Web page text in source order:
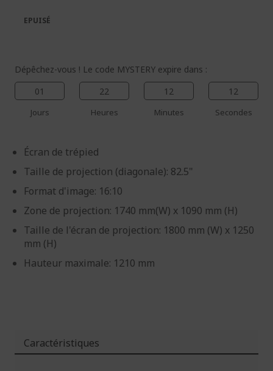
galerie
d’images
Galerie
d’images
Dépêchez-vous ! Le code MYSTERY expire dans :
01
Jours
22
Heures
12
Minutes
12
Secondes
Écran de trépied
Taille de projection (diagonale): 82.5"
Format d'image: 16:10
Zone de projection: 1740 mm(W) x 1090 mm (H)
Taille de l'écran de projection: 1800 mm (W) x 1250
mm (H)
Hauteur maximale: 1210 mm
EPUISÉ
Caractéristiques